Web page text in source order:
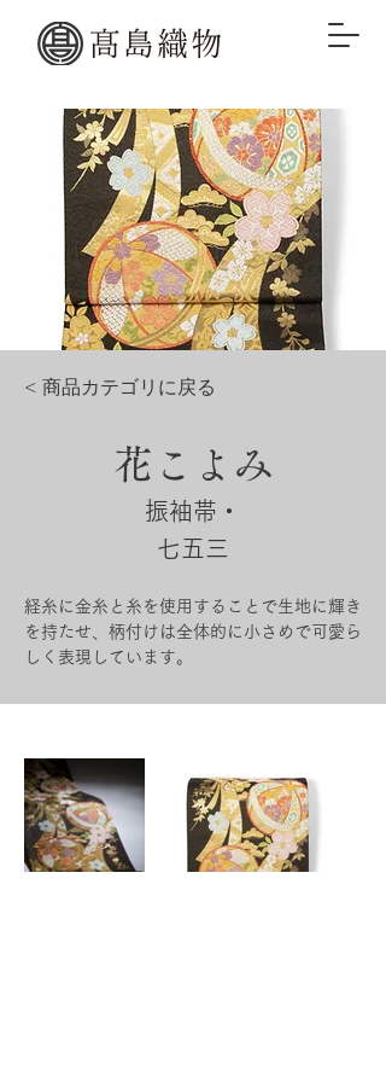
< 商品カテゴリに戻る
花こよみ
振袖帯・
七五三
経糸に金糸と糸を使用することで生地に輝き
を持たせ、柄付けは全体的に小さめで可愛ら
しく表現しています。